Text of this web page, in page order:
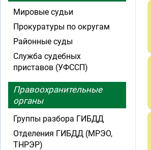
Мировые судьи
Прокуратуры по округам
Районные суды
Служба судебных
приставов (УФССП)
Правоохранительные
органы
Группы разбора ГИБДД
Отделения ГИБДД (МРЭО,
ТНРЭР)